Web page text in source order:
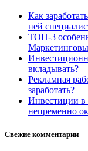
Как
ней
ТОП-3
вкладывать?
Рекламная
заработать?
Инвестиции в
непременно
Свежие комментарии